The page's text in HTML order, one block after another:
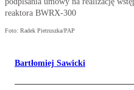
reaktora BWRX-300
Foto: Radek Pietruszka/PAP
Bartłomiej Sawicki